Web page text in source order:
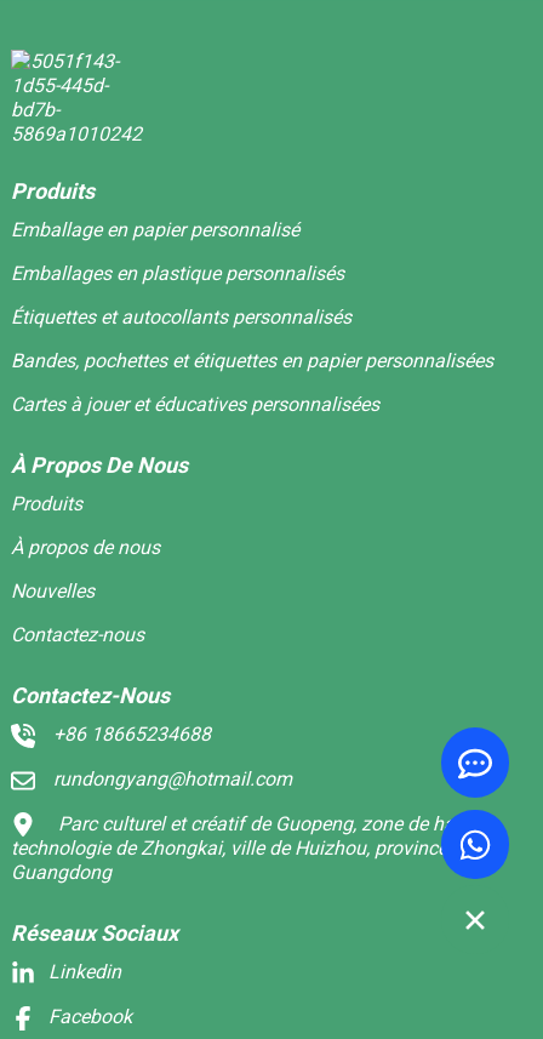
Produits
Emballage en papier personnalisé
Emballages en plastique personnalisés
Étiquettes et autocollants personnalisés
Bandes, pochettes et étiquettes en papier personnalisées
Cartes à jouer et éducatives personnalisées
À Propos De Nous
Produits
À propos de nous
Nouvelles
Contactez-nous
Contactez-Nous
+86 18665234688
rundongyang@hotmail.com
Parc culturel et créatif de Guopeng, zone de haute
technologie de Zhongkai, ville de Huizhou, province du
Guangdong
Réseaux Sociaux
Linkedin
Facebook